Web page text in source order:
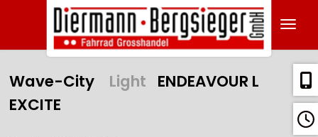
Wave-City Light ENDEAVOUR L
EXCITE